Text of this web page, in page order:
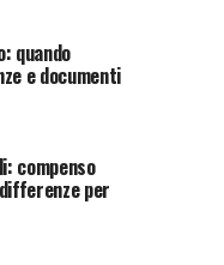
quando
e documenti
compenso
per